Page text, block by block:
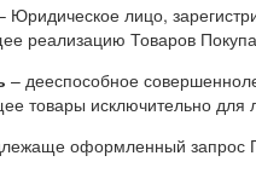
Юридическое лицо,
реализацию Товаров
– дееспособное
товары исключительно
оформленный запрос